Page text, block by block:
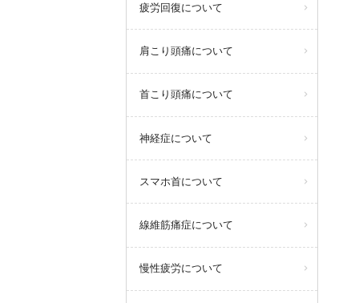
疲労回復について
肩こり頭痛について
首こり頭痛について
神経症について
スマホ首について
線維筋痛症について
慢性疲労について